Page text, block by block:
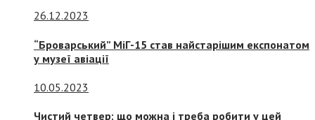
26.12.2023
“Броварський” МіГ-15 став найстарішим експонатом
у музеї авіації
10.05.2023
Чистий четвер: що можна і треба робити у цей